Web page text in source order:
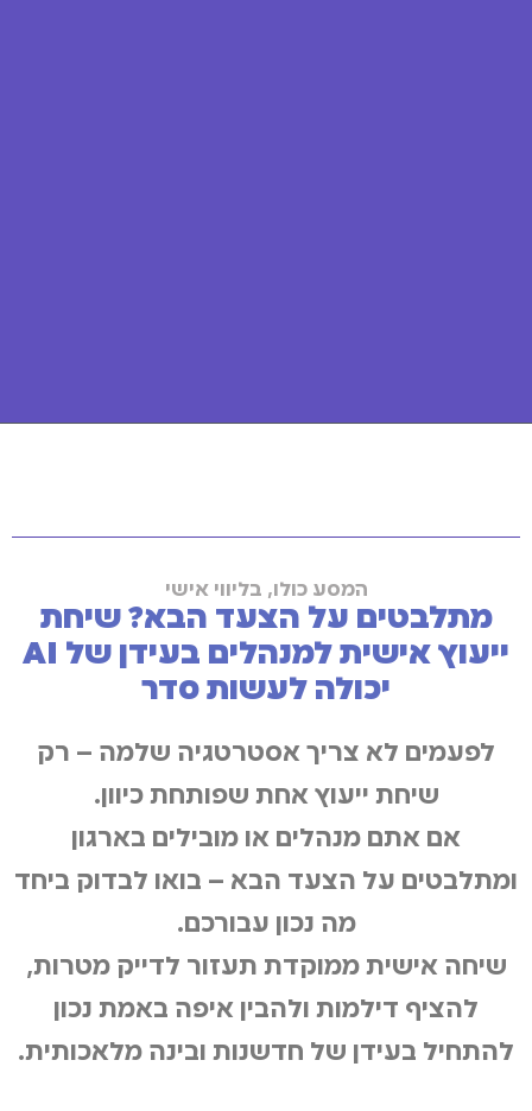
המסע כולו, בליווי אישי
מתלבטים על הצעד הבא? שיחת
ייעוץ אישית למנהלים בעידן של AI
יכולה לעשות סדר
לפעמים לא צריך אסטרטגיה שלמה – רק
שיחת ייעוץ אחת שפותחת כיוון.
אם אתם מנהלים או מובילים בארגון
ומתלבטים על הצעד הבא – בואו לבדוק ביחד
מה נכון עבורכם.
שיחה אישית ממוקדת תעזור לדייק מטרות,
להציף דילמות ולהבין איפה באמת נכון
להתחיל בעידן של חדשנות ובינה מלאכותית.